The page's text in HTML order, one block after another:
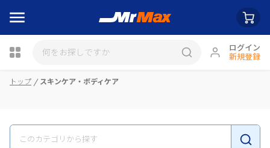
ログイン
新規登録
瓶詰
トップ スキンケア・ボディケア